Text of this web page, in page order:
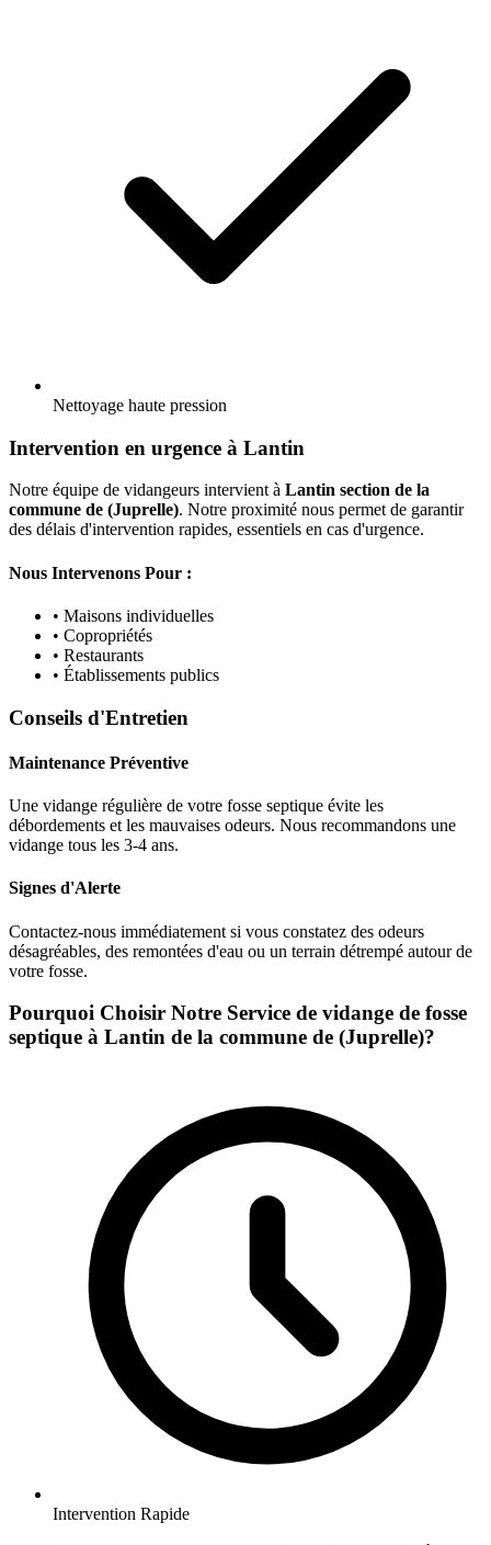
Nettoyage haute pression
Intervention en urgence à Lantin
Notre équipe de vidangeurs intervient à Lantin section de la
commune de (Juprelle). Notre proximité nous permet de garantir
des délais d'intervention rapides, essentiels en cas d'urgence.
Nous Intervenons Pour :
• Maisons individuelles
• Copropriétés
• Restaurants
• Établissements publics
Conseils d'Entretien
Maintenance Préventive
Une vidange régulière de votre fosse septique évite les
débordements et les mauvaises odeurs. Nous recommandons une
vidange tous les 3-4 ans.
Signes d'Alerte
Contactez-nous immédiatement si vous constatez des odeurs
désagréables, des remontées d'eau ou un terrain détrempé autour de
votre fosse.
Pourquoi Choisir Notre Service de vidange de fosse
septique à Lantin de la commune de (Juprelle)?
Intervention Rapide